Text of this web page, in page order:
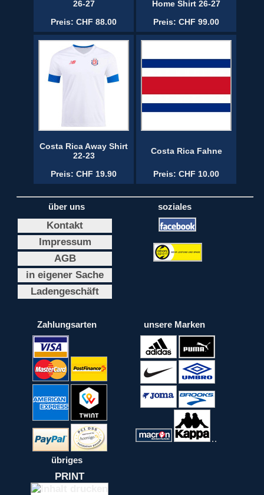
26-27
Preis: CHF 88.00
Home Shirt 26-27
Preis: CHF 99.00
Costa Rica Away Shirt
22-23
Preis: CHF 19.90
Costa Rica Fahne
Preis: CHF 10.00
über uns
Kontakt
Impressum
AGB
in eigener Sache
Ladengeschäft
soziales
Zahlungsarten unsere Marken
übriges
PRINT